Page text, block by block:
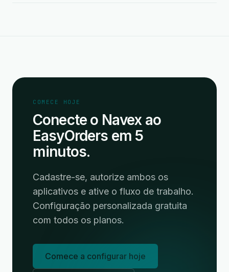
COMECE HOJE
Conecte o Navex ao
EasyOrders em 5
minutos.
Cadastre-se, autorize ambos os
aplicativos e ative o fluxo de trabalho.
Configuração personalizada gratuita
com todos os planos.
Comece a configurar hoje